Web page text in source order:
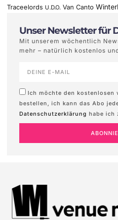
Traceelords U.D.O. Van Canto
Unser Newsletter für
Mit unserem wöchentlich
mehr – natürlich kostenlos
Ich möchte den kostenlosen
bestellen, ich kann das Abo
Datenschutzerklärung habe ich